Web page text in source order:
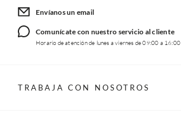
Envíanos un email
Comunícate con nuestro servicio al cliente
Horario de atención de lunes a viernes de 09:00 a 16:00
TRABAJA CON NOSOTROS